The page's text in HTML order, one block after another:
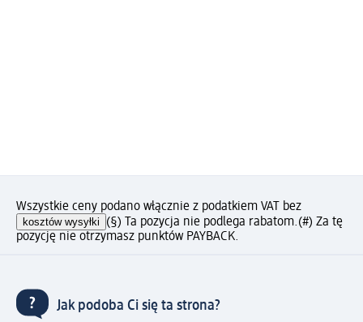
Wszystkie ceny podano włącznie z podatkiem VAT bez
kosztów wysyłki (§) Ta pozycja nie podlega rabatom.(#) Za tę
pozycję nie otrzymasz punktów PAYBACK.
Jak podoba Ci się ta strona?